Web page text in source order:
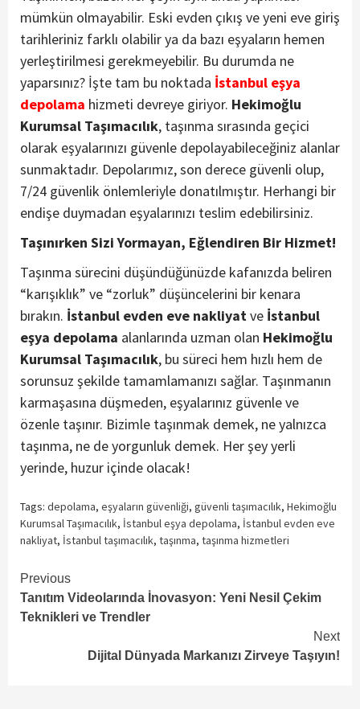
mümkün olmayabilir. Eski evden çıkış ve yeni eve giriş
tarihleriniz farklı olabilir ya da bazı eşyaların hemen
yerleştirilmesi gerekmeyebilir. Bu durumda ne
yaparsınız? İşte tam bu noktada İstanbul eşya
depolama hizmeti devreye giriyor. Hekimoğlu
Kurumsal Taşımacılık, taşınma sırasında geçici
olarak eşyalarınızı güvenle depolayabileceğiniz alanlar
sunmaktadır. Depolarımız, son derece güvenli olup,
7/24 güvenlik önlemleriyle donatılmıştır. Herhangi bir
endişe duymadan eşyalarınızı teslim edebilirsiniz.
Taşınırken Sizi Yormayan, Eğlendiren Bir Hizmet!
Taşınma sürecini düşündüğünüzde kafanızda beliren
“karışıklık” ve “zorluk” düşüncelerini bir kenara
bırakın. İstanbul evden eve nakliyatve İstanbul
eşya depolama alanlarında uzman olan Hekimoğlu
Kurumsal Taşımacılık, bu süreci hem hızlı hem de
sorunsuz şekilde tamamlamanızı sağlar. Taşınmanın
karmaşasına düşmeden, eşyalarınız güvenle ve
özenle taşınır. Bizimle taşınmak demek, ne yalnızca
taşınma, ne de yorgunluk demek. Her şey yerli
yerinde, huzur içinde olacak!
Tags: depolama, eşyaların güvenliği, güvenli taşımacılık, Hekimoğlu
Kurumsal Taşımacılık, İstanbul eşya depolama, İstanbul evden eve
nakliyat, İstanbul taşımacılık, taşınma, taşınma hizmetleri
Continue
Reading
Previous
Tanıtım Videolarında İnovasyon: Yeni Nesil Çekim
Teknikleri ve Trendler
Next
Dijital Dünyada Markanızı Zirveye Taşıyın!